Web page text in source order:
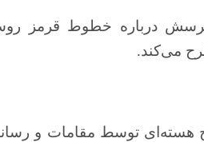
پرسش درباره خطوط قرمز
می‌کند.
هسته‌ای توسط مقامات و